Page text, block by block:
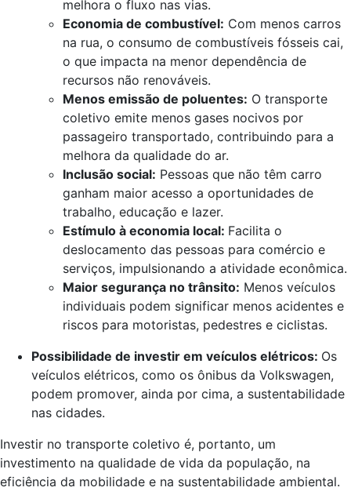
melhora o fluxo nas vias.
Economia de combustível: Com menos carros
na rua, o consumo de combustíveis fósseis cai,
o que impacta na menor dependência de
recursos não renováveis.
Menos emissão de poluentes: O transporte
coletivo emite menos gases nocivos por
passageiro transportado, contribuindo para a
melhora da qualidade do ar.
Inclusão social: Pessoas que não têm carro
ganham maior acesso a oportunidades de
trabalho, educação e lazer.
Estímulo à economia local: Facilita o
deslocamento das pessoas para comércio e
serviços, impulsionando a atividade econômica.
Maior segurança no trânsito: Menos veículos
individuais podem significar menos acidentes e
riscos para motoristas, pedestres e ciclistas.
Possibilidade de investir em veículos elétricos: Os
veículos elétricos, como os ônibus da Volkswagen,
podem promover, ainda por cima, a sustentabilidade
nas cidades.
Investir no transporte coletivo é, portanto, um
investimento na qualidade de vida da população, na
eficiência da mobilidade e na sustentabilidade ambiental.